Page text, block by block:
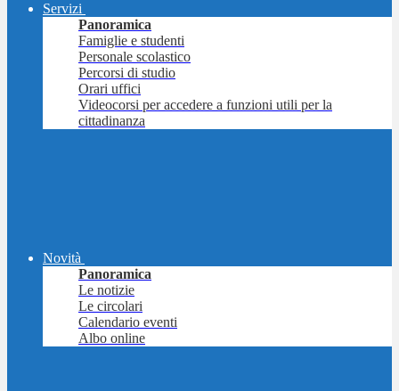
Servizi
Panoramica
Famiglie e studenti
Personale scolastico
Percorsi di studio
Orari uffici
Videocorsi per accedere a funzioni utili per la
cittadinanza
Novità
Panoramica
Le notizie
Le circolari
Calendario eventi
Albo online